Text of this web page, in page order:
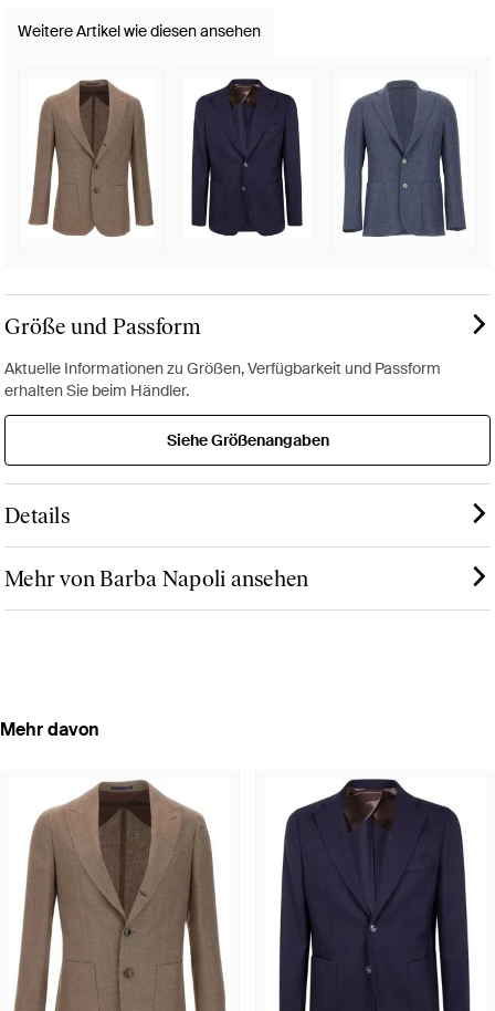
Weitere Artikel wie diesen ansehen
Größe und Passform
Aktuelle Informationen zu Größen, Verfügbarkeit und Passform
erhalten Sie beim Händler.
Siehe Größenangaben
Details
Mehr von Barba Napoli ansehen
Mehr davon